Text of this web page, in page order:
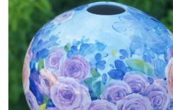
o
k
m n
k